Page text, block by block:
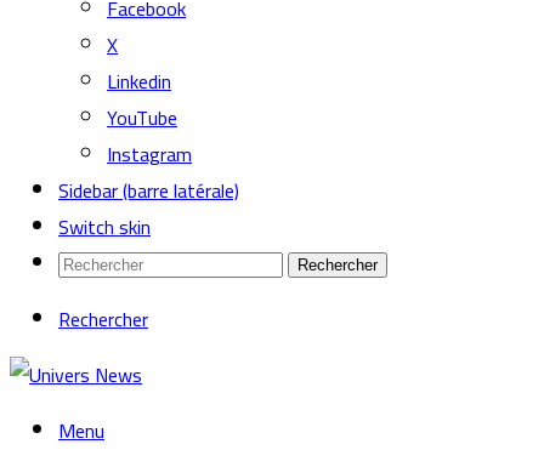
Facebook
X
Linkedin
YouTube
Instagram
Sidebar (barre latérale)
Switch skin
Rechercher
Rechercher
Menu